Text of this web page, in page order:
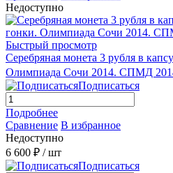
Недоступно
Быстрый просмотр
Серебряная монета 3 рубля в
Олимпиада Сочи 2014. СПМД
Подписаться
Подробнее
Сравнение В избранное
Недоступно
6 600 ₽ / шт
Подписаться